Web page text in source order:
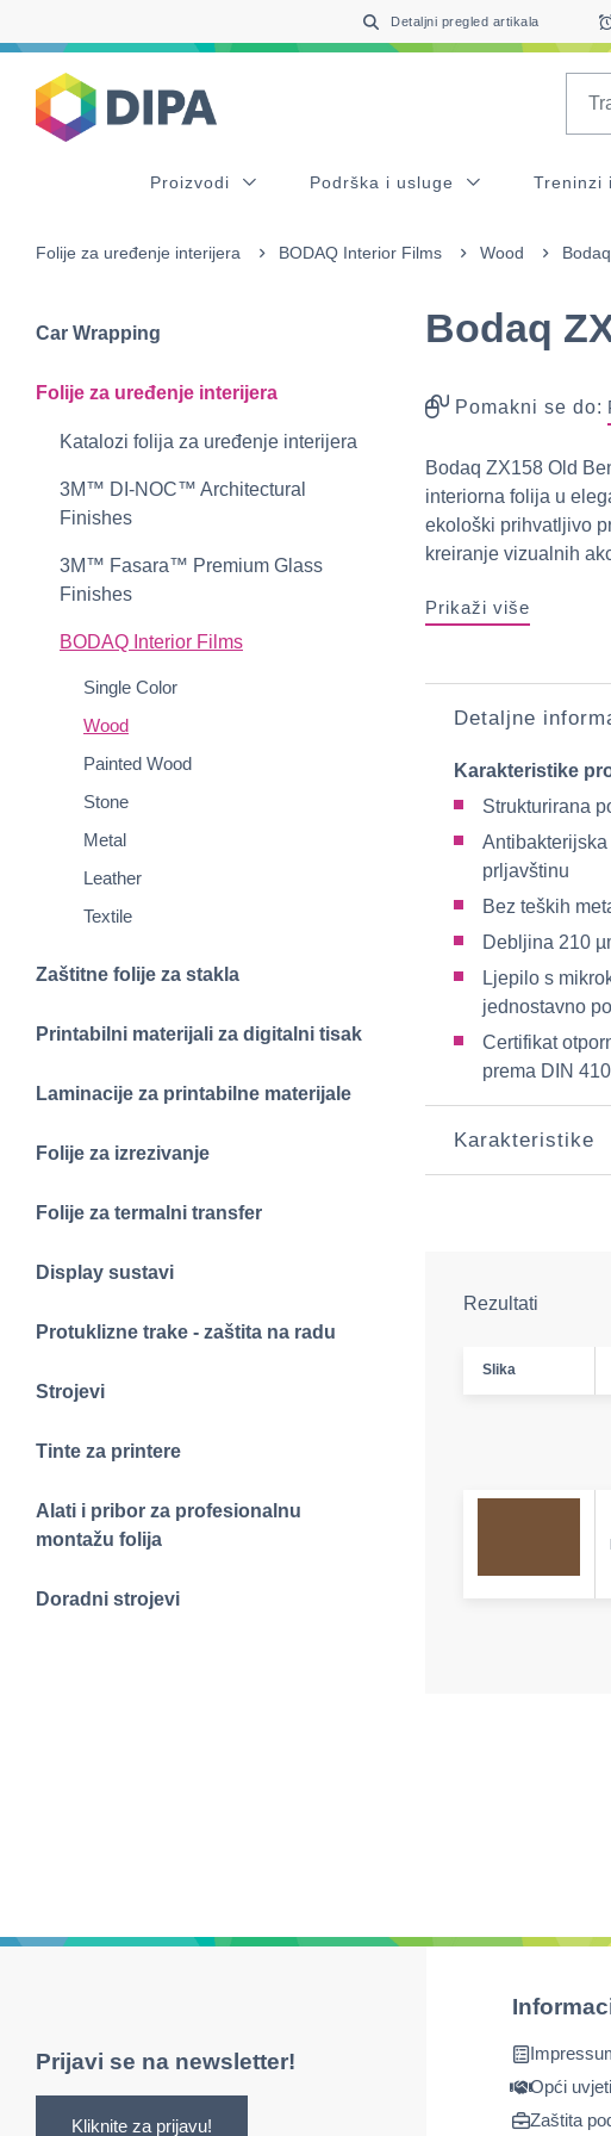
Detaljni pregled artikala
Proizvodi Podrška i usluge Treninzi
Folije za uređenje interijera BODAQ Interior Films Wood
Car Wrapping
Folije za uređenje interijera
Katalozi folija za uređenje interijera
3M™ DI-NOC™ Architectural
Finishes
3M™ Fasara™ Premium Glass
Finishes
BODAQ Interior Films
Single Color
Wood
Painted Wood
Stone
Metal
Leather
Textile
Zaštitne folije za stakla
Printabilni materijali za digitalni tisak
Laminacije za printabilne materijale
Folije za izrezivanje
Folije za termalni transfer
Display sustavi
Protuklizne trake - zaštita na radu
Strojevi
Tinte za printere
Alati i pribor za profesionalnu
montažu folija
Doradni strojevi
Bodaq
Pomakni se do:
Bodaq ZX158 Old
interiorna folija u
ekološki prihvatljivo
kreiranje vizualnih
Prikaži više
Detaljne
Karakteristike
Strukturirana
prljavštinu
Bez teških
Debljina 210
Ljepilo s
jednostavno
Certifikat
prema DIN
Karakteristike
Rezultati
Slika
Prijavi se na newsletter!
Kliknite za prijavu!
Opći
Zaštita